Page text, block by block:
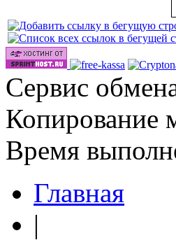
Сервис
Копирование
Время
Главная
|